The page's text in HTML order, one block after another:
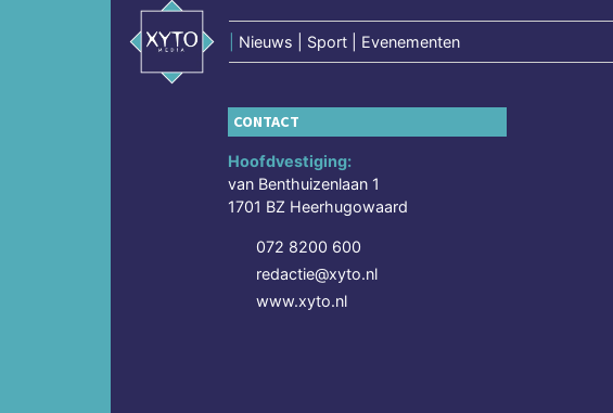
Nieuws | Sport | Evenementen
CONTACT
Hoofdvestiging:
van Benthuizenlaan 1
1701 BZ Heerhugowaard
072 8200 600
redactie@xyto.nl
www.xyto.nl